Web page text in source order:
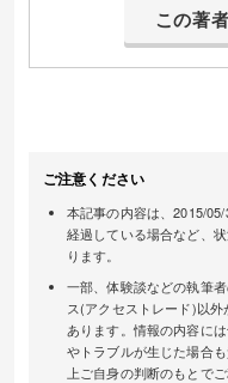
この著
ご注意ください
本記事の内容は、2015/
経過している場合など、
ります。
一部、体験談などの執筆
ス(アクセストレード)以
あります。情報の内容に
やトラブルが生じた場合
上ご自身の判断のもとでご